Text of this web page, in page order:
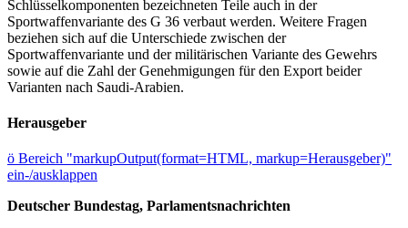
Schlüsselkomponenten bezeichneten Teile auch in der
Sportwaffenvariante des G 36 verbaut werden. Weitere Fragen
beziehen sich auf die Unterschiede zwischen der
Sportwaffenvariante und der militärischen Variante des Gewehrs
sowie auf die Zahl der Genehmigungen für den Export beider
Varianten nach Saudi-Arabien.
Herausgeber
ö Bereich "markupOutput(format=HTML, markup=Herausgeber)"
ein-/ausklappen
Deutscher Bundestag, Parlamentsnachrichten